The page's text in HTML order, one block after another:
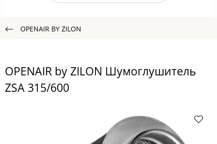
OPENAIR BY ZILON
OPENAIR by ZILON Шумоглушитель
ZSA 315/600